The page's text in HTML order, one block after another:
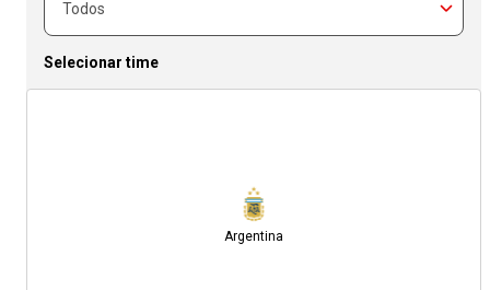
Selecionar time
Argentina